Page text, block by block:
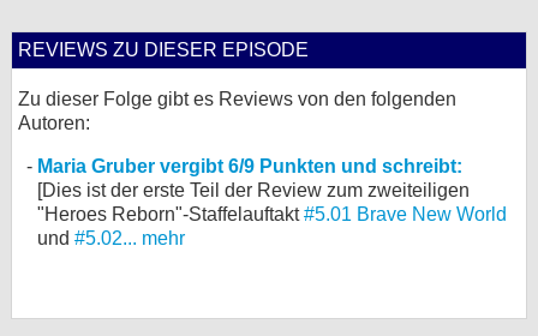
REVIEWS ZU DIESER EPISODE
Zu dieser Folge gibt es Reviews von den folgenden
Autoren:
Maria Gruber vergibt 6/9 Punkten und schreibt:
[Dies ist der erste Teil der Review zum zweiteiligen
"Heroes Reborn"-Staffelauftakt#5.01 Brave New World
und #5.02... mehr